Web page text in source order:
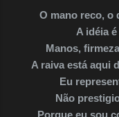
O mano reco, o
A idéia
Manos,
A raiva está aqui
Eu
Não